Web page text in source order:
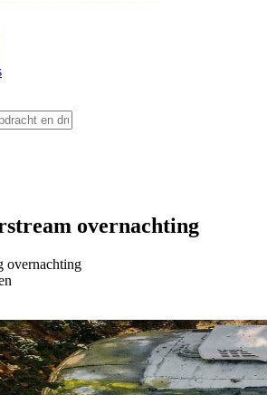
overnachting
overnachting